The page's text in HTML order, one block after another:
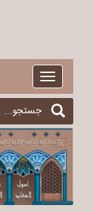
Toggle
navigation